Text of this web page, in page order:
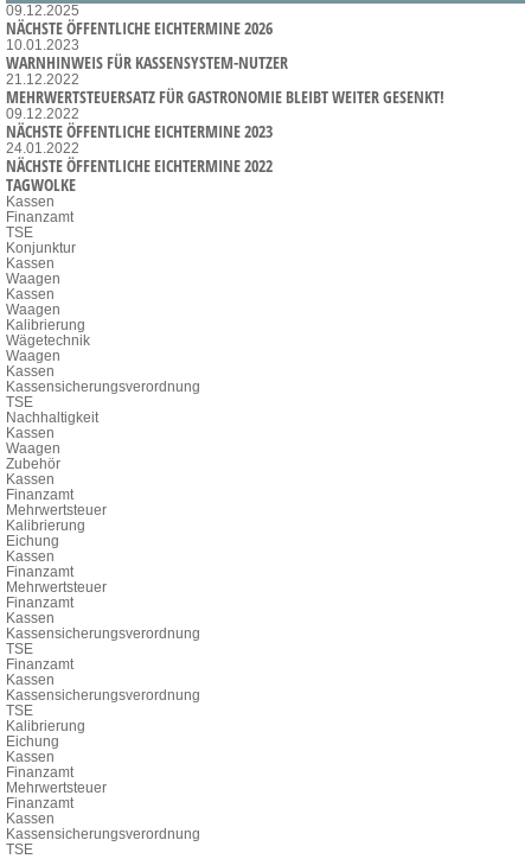
09.12.2025
NÄCHSTE ÖFFENTLICHE EICHTERMINE 2026
10.01.2023
WARNHINWEIS FÜR KASSENSYSTEM-NUTZER
21.12.2022
MEHRWERTSTEUERSATZ FÜR GASTRONOMIE BLEIBT WEITER GESENKT!
09.12.2022
NÄCHSTE ÖFFENTLICHE EICHTERMINE 2023
24.01.2022
NÄCHSTE ÖFFENTLICHE EICHTERMINE 2022
TAGWOLKE
Kassen
Finanzamt
TSE
Konjunktur
Kassen
Waagen
Kassen
Waagen
Kalibrierung
Wägetechnik
Waagen
Kassen
Kassensicherungsverordnung
TSE
Nachhaltigkeit
Kassen
Waagen
Zubehör
Kassen
Finanzamt
Mehrwertsteuer
Kalibrierung
Eichung
Kassen
Finanzamt
Mehrwertsteuer
Finanzamt
Kassen
Kassensicherungsverordnung
TSE
Finanzamt
Kassen
Kassensicherungsverordnung
TSE
Kalibrierung
Eichung
Kassen
Finanzamt
Mehrwertsteuer
Finanzamt
Kassen
Kassensicherungsverordnung
TSE